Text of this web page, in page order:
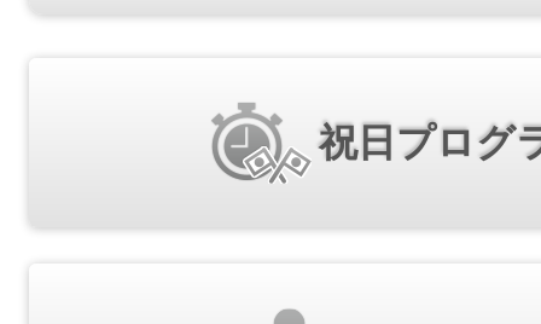
祝日プログ